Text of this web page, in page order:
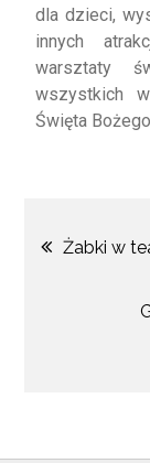
dla dzieci,
innych
warsztaty
wszystkich
Święta
Żabki w